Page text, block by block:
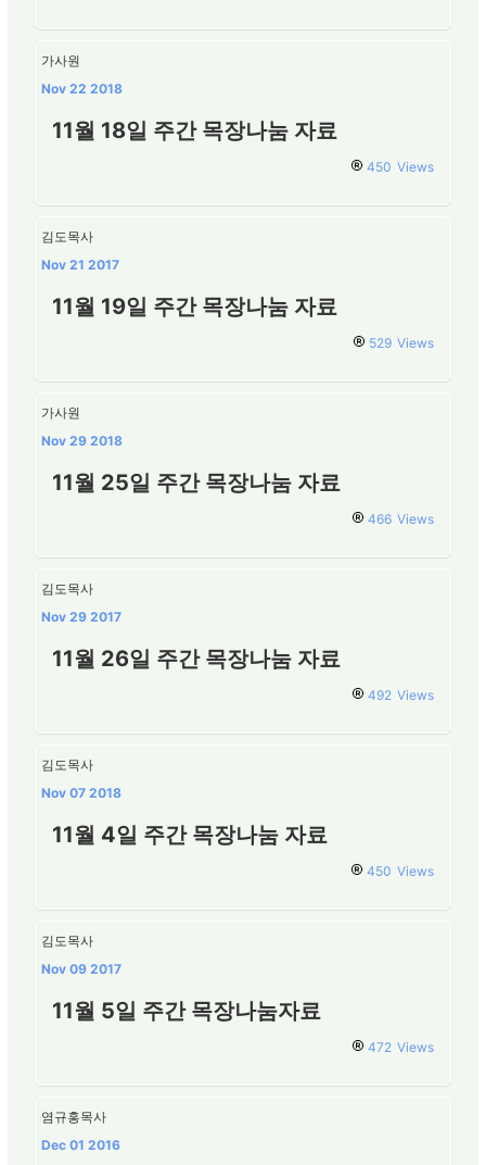
가사원
Nov 22 2018
11월 18일 주간 목장나눔 자료
450 Views
김도목사
Nov 21 2017
11월 19일 주간 목장나눔 자료
529 Views
가사원
Nov 29 2018
11월 25일 주간 목장나눔 자료
466 Views
김도목사
Nov 29 2017
11월 26일 주간 목장나눔 자료
492 Views
김도목사
Nov 07 2018
11월 4일 주간 목장나눔 자료
450 Views
김도목사
Nov 09 2017
11월 5일 주간 목장나눔자료
472 Views
염규홍목사
Dec 01 2016